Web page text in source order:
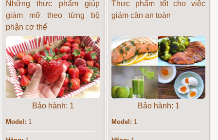
Những thực phẩm giúp
giảm mỡ theo từng bộ
phận cơ thể
Bảo hành: 1
Model: 1
Thực phẩm tốt cho việc
giảm cân an toàn
Bảo hành: 1
Model: 1